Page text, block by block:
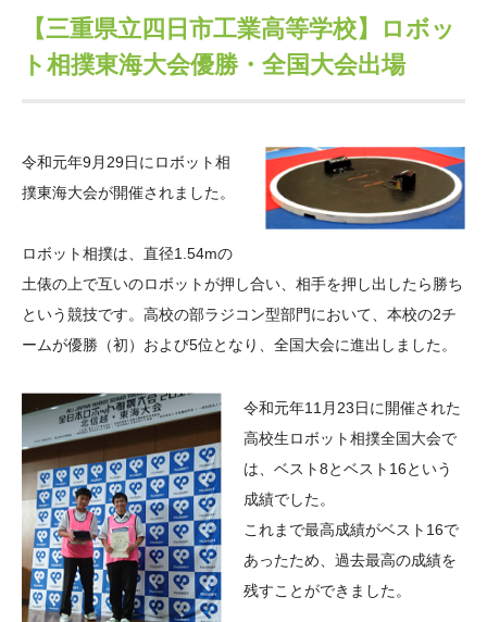
沿革 40年史デジタルブック
中谷財団40年史
役員・評議員 公開情報
中谷財団レポート
神戸賞 長期大型研究助成
大学院生奨学金
国際学生交流プログラ
科学教育振興助成・
次世代理系人材育成プ
ログラム助成
その他情報
アクセス よくあるご質問
サイトマップ
日本語 English マイページ
【三重県立四日市工業高等学校】ロボッ
ト相撲東海大会優勝・全国大会出場
令和元年9月29日にロボット相
撲東海大会が開催されました。
ロボット相撲は、直径1.54mの
土俵の上で互いのロボットが押し合い、相手を押し出したら勝ち
という競技です。高校の部ラジコン型部門において、本校の2チ
ームが優勝（初）および5位となり、全国大会に進出しました。
令和元年11月23日に開催された
高校生ロボット相撲全国大会で
は、ベスト8とベスト16という
成績でした。
これまで最高成績がベスト16で
あったため、過去最高の成績を
残すことができました。